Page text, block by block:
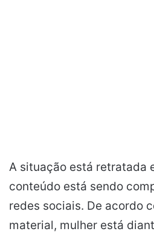
A situação está retratada
conteúdo está sendo
redes sociais. De acordo
material, mulher está